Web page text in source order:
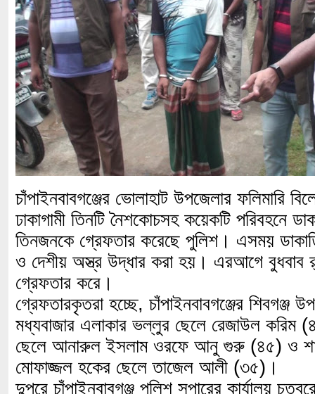
চাঁপাইনবাবগঞ্জের ভোলাহাট উপজেলার ফলিমারি
ঢাকাগামী তিনটি নৈশকোচসহ কয়েকটি পরিবহনে
তিনজনকে গ্রেফতার করেছে পুলিশ। এসময়
ও দেশীয় অস্ত্র উদ্ধার করা হয়। এরআগে বুধবাব
গ্রেফতার করে।
গ্রেফতারকৃতরা হচ্ছে, চাঁপাইনবাবগঞ্জের শিবগঞ্জ
মধ্যবাজার এলাকার ভল্লুর ছেলে রেজাউল
ছেলে আনারুল ইসলাম ওরফে আনু গুরু (৪৫) ও
মোফাজ্জল হকের ছেলে তাজেল আলী (৩৫)।
দুপুরে চাঁপাইনবাবগঞ্জ পুলিশ সুপারের কার্যালয়